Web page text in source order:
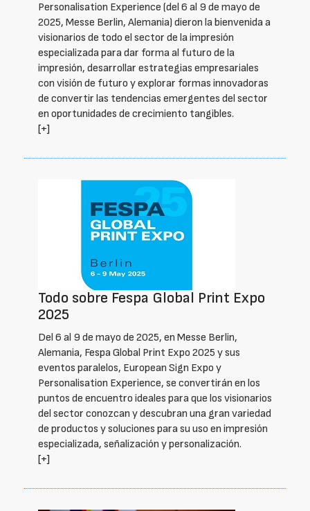
Personalisation Experience (del 6 al 9 de mayo de
2025, Messe Berlin, Alemania) dieron la bienvenida a
visionarios de todo el sector de la impresión
especializada para dar forma al futuro de la
impresión, desarrollar estrategias empresariales
con visión de futuro y explorar formas innovadoras
de convertir las tendencias emergentes del sector
en oportunidades de crecimiento tangibles.
[+]
Todo sobre Fespa Global Print Expo
2025
Del 6 al 9 de mayo de 2025, en Messe Berlin,
Alemania, Fespa Global Print Expo 2025 y sus
eventos paralelos, European Sign Expo y
Personalisation Experience, se convertirán en los
puntos de encuentro ideales para que los visionarios
del sector conozcan y descubran una gran variedad
de productos y soluciones para su uso en impresión
especializada, señalización y personalización.
[+]